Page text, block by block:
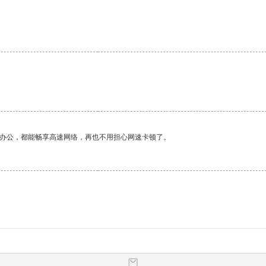
，都能畅享高速网络，再也不用担心网速卡顿了。